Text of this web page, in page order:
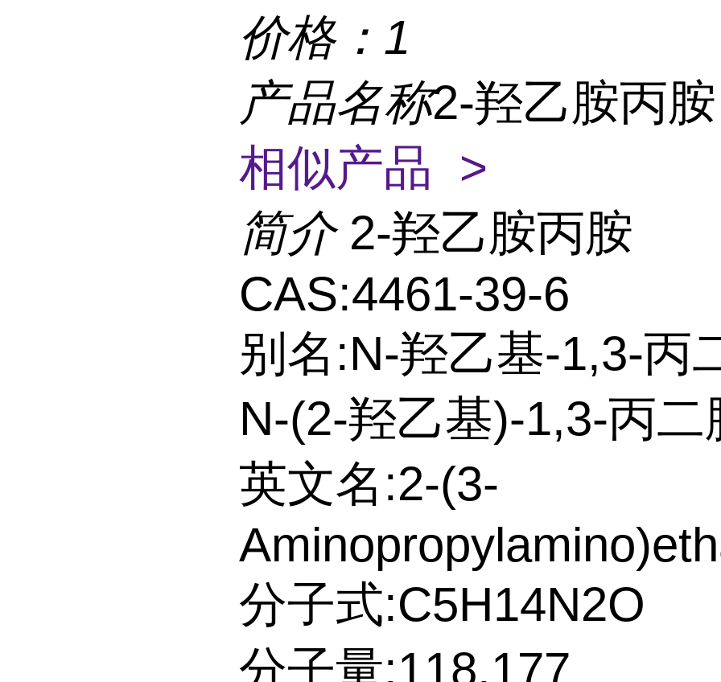
价格： 1
产品名称2-羟乙胺丙
相似产品 >
简介 2-羟乙胺丙胺
CAS:4461-39-6
别名:N-羟乙基-1,3-丙
N-(2-羟乙基)-1,3-丙二
英文名:2-(3-
分子式:C5H14N2O
分子量:118.177